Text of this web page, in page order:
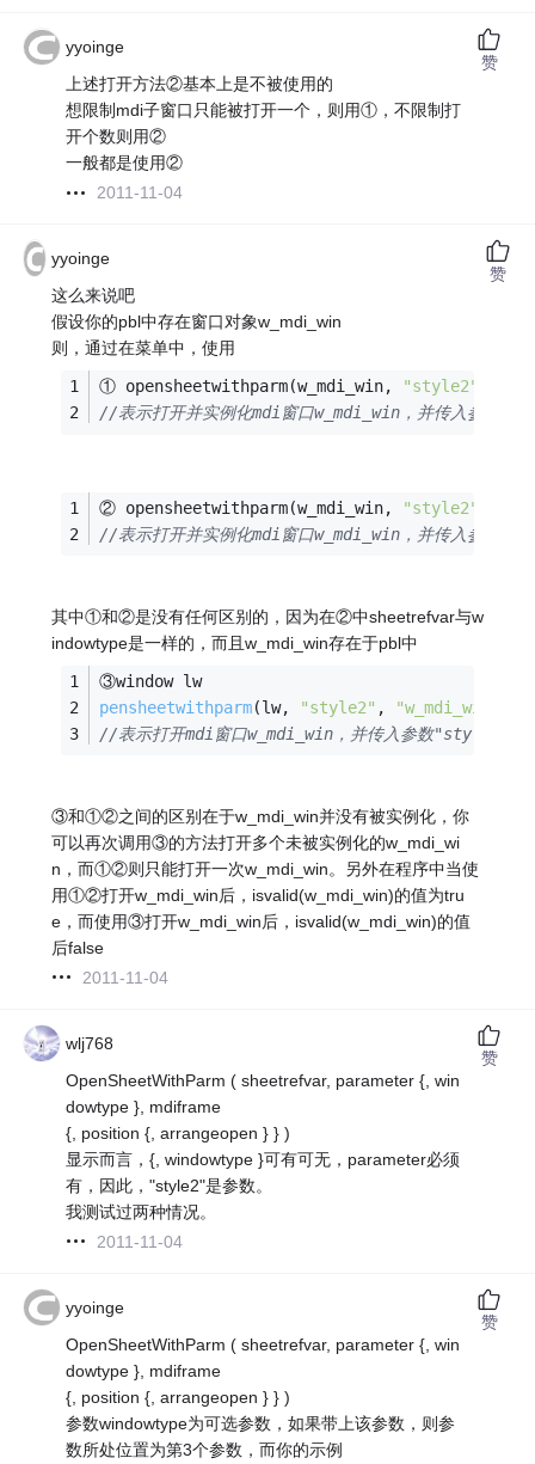
yyoinge
上述打开方法②基本上是不被使用的
想限制mdi子窗口只能被打开一个，则用①，不限制打
开个数则用②
一般都是使用②
2011-11-04
赞
yyoinge
这么来说吧
假设你的pbl中存在窗口对象w_mdi_win
则，通过在菜单中，使用
① opensheetwithparm(w_mdi_win,
"style2"
//表示打开并实例化mdi窗口w_mdi_win，并传入参数
② opensheetwithparm(w_mdi_win, "style2"
//表示打开并实例化mdi窗口w_mdi_win，并传入参数
其中①和②是没有任何区别的，因为在②中sheetrefvar与w
indowtype是一样的，而且w_mdi_win存在于pbl中
③window lw
pensheetwithparm(lw, "style2" , "w_mdi_win"
//表示打开mdi窗口w_mdi_win，并传入参数"style2"
③和①②之间的区别在于w_mdi_win并没有被实例化，你
可以再次调用③的方法打开多个未被实例化的w_mdi_wi
n，而①②则只能打开一次w_mdi_win。另外在程序中当使
用①②打开w_mdi_win后，isvalid(w_mdi_win)的值为tru
e，而使用③打开w_mdi_win后，isvalid(w_mdi_win)的值
后false
2011-11-04
赞
wlj768
OpenSheetWithParm ( sheetrefvar, parameter {, win
dowtype }, mdiframe
{, position {, arrangeopen } } )
显示而言，{, windowtype }可有可无，parameter必须
有，因此，"style2"是参数。
我测试过两种情况。
2011-11-04
赞
yyoinge
OpenSheetWithParm ( sheetrefvar, parameter {, win
dowtype }, mdiframe
{, position {, arrangeopen } } )
参数windowtype为可选参数，如果带上该参数，则参
数所处位置为第3个参数，而你的示例
赞